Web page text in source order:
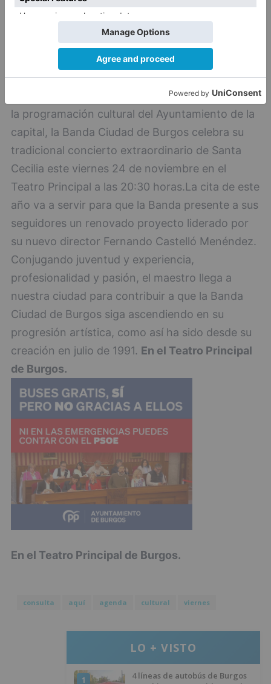
En el Salón de actos de Plaza España
20.30H: BANDA CIUDAD DE BURGOS
20.30H: BANDA CIUDAD DE BURGOSDentro de
la programación cultural del Ayuntamiento de la
capital, la Banda Ciudad de Burgos celebra su
tradicional concierto extraordinario de Santa
Cecilia este viernes 24 de noviembre en el
Teatro Principal a las 20:30 horas.La cita de este
año va a servir para que la Banda presente a sus
seguidores un renovado proyecto liderado por
su nuevo director Fernando Castelló Menéndez.
Conjugando juventud y experiencia,
profesionalidad y pasión, el maestro llega a
nuestra ciudad para contribuir a que la Banda
Ciudad de Burgos siga ascendiendo en su
progresión artística, como así ha sido desde su
creación en julio de 1991. En el Teatro Principal
de Burgos.
En el Teatro Principal de Burgos.
consulta aquí agenda cultural viernes
LO + VISTO
1
4 líneas de autobús de Burgos